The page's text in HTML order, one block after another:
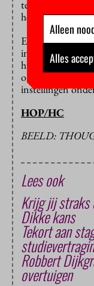
terwijl studenten
hebben.
En hoe verging
instellingen
hulp schieten
onderzoekers
instellingen
HOP/HC
BEELD:
Lees ook
Krijg jij straks
Dikke kans
Tekort aan
Robbert
overtuigen
Alleen
Alles